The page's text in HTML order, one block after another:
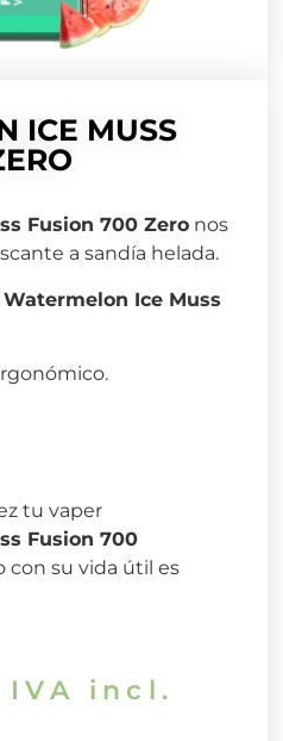
ICE MUSS
Fusion 700 Zeronos
a sandía helada.
Watermelon Ice Muss
tu vaper
Fusion 700
con su vida útil es
IVA incl.